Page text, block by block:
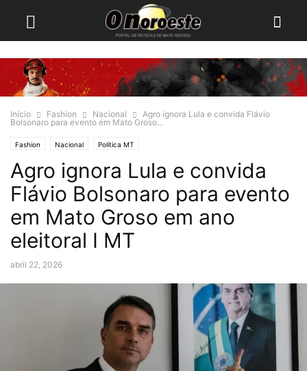
Início Fashion Nacional
Agro ignora Lula e convida Flávio
Bolsonaro para evento em Mato Groso...
Fashion Nacional Politica MT
Agro ignora Lula e convida
Flávio Bolsonaro para evento
em Mato Groso em ano
eleitoral I MT
abril 22, 2026